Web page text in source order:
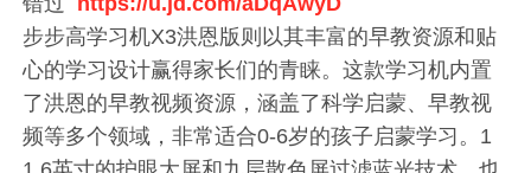
步步高学习机X3洪恩版则以其丰富的早教资源和贴
心的学习设计赢得家长们的青睐。这款学习机内置
了洪恩的早教视频资源，涵盖了科学启蒙、早教视
频等多个领域，非常适合0-6岁的孩子启蒙学习。1